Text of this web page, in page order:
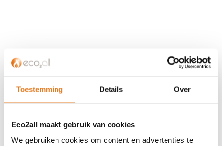
Toestemming Details Over
Eco2all maakt gebruik van cookies
We gebruiken cookies om content en advertenties te
Partner worden?
Over ons
Algemene voorwaarden
ISDE-subsidie